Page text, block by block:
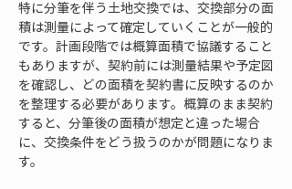
特に分筆を伴う土地交換では、交換部分の面
積は測量によって確定していくことが一般的
です。計画段階では概算面積で協議すること
もありますが、契約前には測量結果や予定図
を確認し、どの面積を契約書に反映するのか
を整理する必要があります。概算のまま契約
すると、分筆後の面積が想定と違った場合
に、交換条件をどう扱うのかが問題になりま
す。